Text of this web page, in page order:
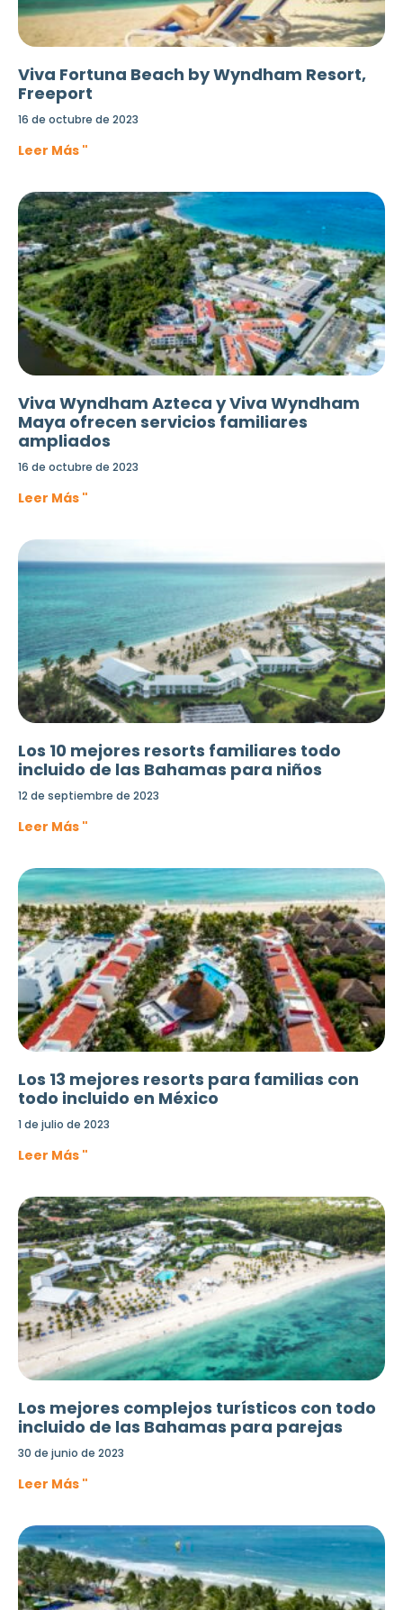
Viva Fortuna Beach by Wyndham Resort,
Freeport
16 de octubre de 2023
Leer Más "
Viva Wyndham Azteca y Viva Wyndham
Maya ofrecen servicios familiares
ampliados
16 de octubre de 2023
Leer Más "
Los 10 mejores resorts familiares todo
incluido de las Bahamas para niños
12 de septiembre de 2023
Leer Más "
Los 13 mejores resorts para familias con
todo incluido en México
1 de julio de 2023
Leer Más "
Los mejores complejos turísticos con todo
incluido de las Bahamas para parejas
30 de junio de 2023
Leer Más "